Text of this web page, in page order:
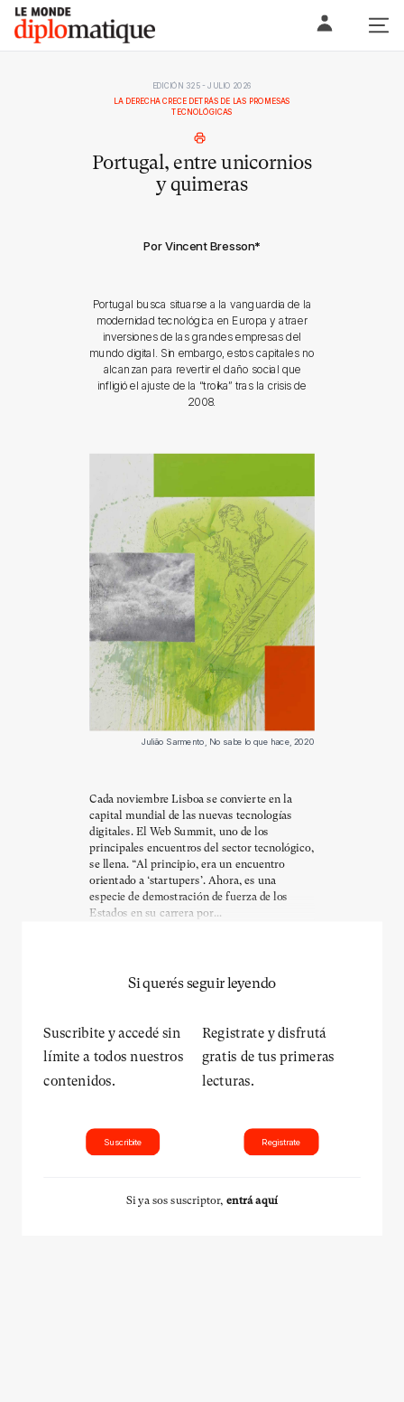
Skip
content
Le monde diplomatique
EDICIÓN 325 - JULIO 2026
LA DERECHA CRECE DETRÁS DE LAS PROMESAS
TECNOLÓGICAS
Portugal, entre unicornios
y quimeras
Por Vincent Bresson*
Portugal busca situarse a la vanguardia de la
modernidad tecnológica en Europa y atraer
inversiones de las grandes empresas del
mundo digital. Sin embargo, estos capitales no
alcanzan para revertir el daño social que
infligió el ajuste de la “troika” tras la crisis de
2008.
Julião Sarmento, No sabe lo que hace, 2020
Cada noviembre Lisboa se convierte en la
capital mundial de las nuevas tecnologías
digitales. El Web Summit, uno de los
principales encuentros del sector tecnológico,
se llena. “Al principio, era un encuentro
orientado a ‘startupers’. Ahora, es una
especie de demostración de fuerza de los
Estados en su carrera por...
Si querés seguir leyendo
Suscribite y accedé sin
límite a todos nuestros
contenidos.
Suscribite
Registrate y disfrutá
gratis de tus primeras
lecturas.
Registrate
Si ya sos suscriptor, entrá aquí